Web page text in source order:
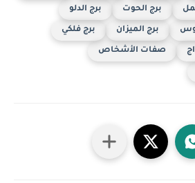
برج الحوت برج الدلو
برج الميزان برج فلكي
صفات الأشخاص